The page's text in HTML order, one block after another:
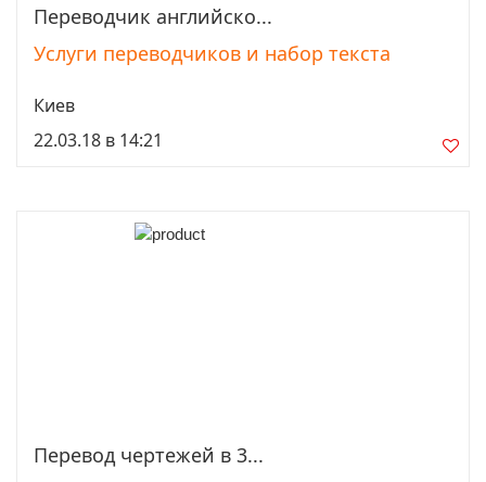
Просмотреть
Переводчик английско...
Услуги переводчиков и набор текста
Киев
22.03.18 в 14:21
Просмотреть
Перевод чертежей в 3...